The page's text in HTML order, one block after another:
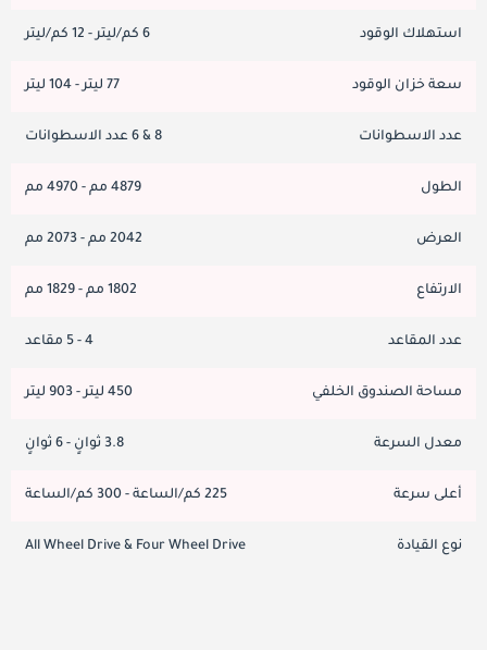
استهلاك الوقود 6 كم/ليتر - 12 كم/ليتر
سعة خزان الوقود 77 ليتر - 104 ليتر
عدد الاسطوانات 8 & 6 عدد الاسطوانات
الطول 4879 مم - 4970 مم
العرض 2042 مم - 2073 مم
الارتفاع 1802 مم - 1829 مم
عدد المقاعد 4 - 5 مقاعد
مساحة الصندوق الخلفي 450 ليتر - 903 ليتر
معدل السرعة 3.8 ثوانٍ - 6 ثوانٍ
أعلى سرعة 225 كم/الساعة - 300 كم/الساعة
نوع القيادة All Wheel Drive & Four Wheel Drive